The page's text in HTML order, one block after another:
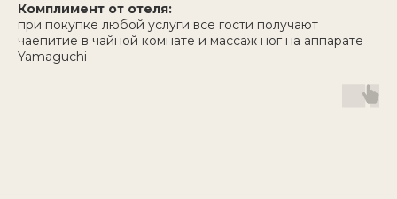
Комплимент от отеля:
при покупке любой услуги все гости получают
чаепитие в чайной комнате и массаж ног на аппарате
Yamaguchi